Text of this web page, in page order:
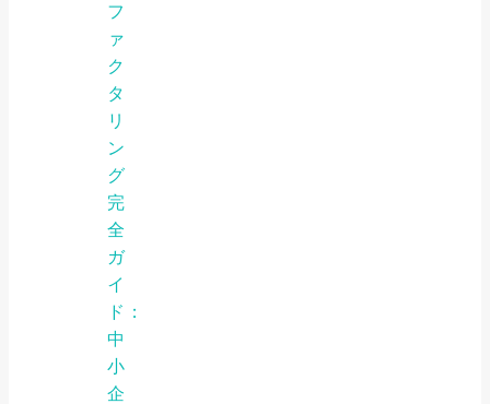
フ
ァ
ク
タ
リ
ン
グ
完
全
ガ
イ
ド：
中
小
企